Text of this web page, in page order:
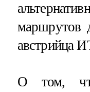
маршрутов
австрийца
О том,